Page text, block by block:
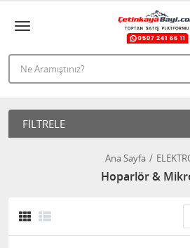
FILTRELE
Ana Sayfa
Hoparlör &